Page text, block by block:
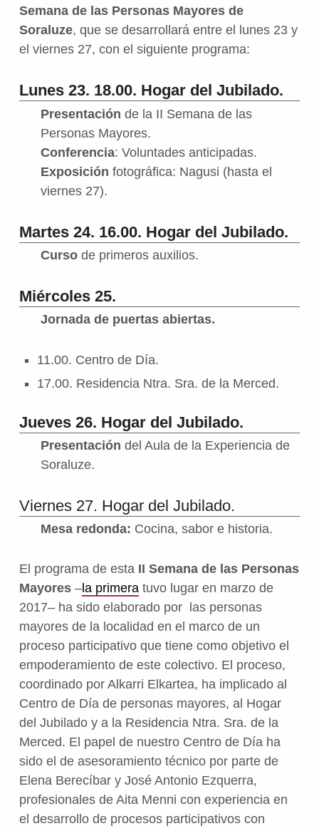
Semana de las Personas Mayores de
Soraluze, que se desarrollará entre el lunes 23 y
el viernes 27, con el siguiente programa:
Lunes 23. 18.00. Hogar del Jubilado.
Presentación de la II Semana de las
Personas Mayores.
Conferencia: Voluntades anticipadas.
Exposición fotográfica: Nagusi (hasta el
viernes 27).
Martes 24. 16.00. Hogar del Jubilado.
Cursode primeros auxilios.
Miércoles 25.
Jornada de puertas abiertas.
11.00. Centro de Día.
17.00. Residencia Ntra. Sra. de la Merced.
Jueves 26. Hogar del Jubilado.
Presentación del Aula de la Experiencia de
Soraluze.
Viernes 27. Hogar del Jubilado.
Mesa redonda: Cocina, sabor e historia.
El programa de esta II Semana de las Personas
Mayores–la primeratuvo lugar en marzo de
2017– ha sido elaborado por las personas
mayores de la localidad en el marco de un
proceso participativo que tiene como objetivo el
empoderamiento de este colectivo. El proceso,
coordinado por Alkarri Elkartea, ha implicado al
Centro de Día de personas mayores, al Hogar
del Jubilado y a la Residencia Ntra. Sra. de la
Merced. El papel de nuestro Centro de Día ha
sido el de asesoramiento técnico por parte de
Elena Berecíbar y José Antonio Ezquerra,
profesionales de Aita Menni con experiencia en
el desarrollo de procesos participativos con